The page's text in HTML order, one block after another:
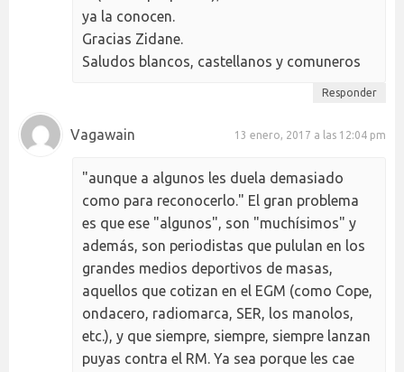
ya la conocen.
Gracias Zidane.
Saludos blancos, castellanos y comuneros
Responder
Vagawain 13 enero, 2017 a las 12:04 pm
"aunque a algunos les duela demasiado
como para reconocerlo." El gran problema
es que ese "algunos", son "muchísimos" y
además, son periodistas que pululan en los
grandes medios deportivos de masas,
aquellos que cotizan en el EGM (como Cope,
ondacero, radiomarca, SER, los manolos,
etc.), y que siempre, siempre, siempre lanzan
puyas contra el RM. Ya sea porque les cae